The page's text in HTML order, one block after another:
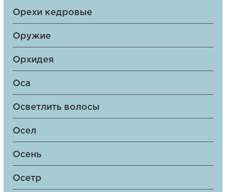
Орехи кедровые
Оружие
Орхидея
Оса
Осветлить волосы
Осел
Осень
Осетр